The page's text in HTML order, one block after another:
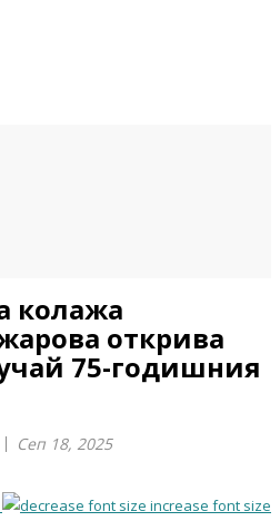
колажа
открива
75-годишния
Сеп 18, 2025
increase font size